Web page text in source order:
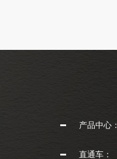
产品中心：
直通车：